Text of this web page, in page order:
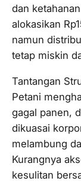
dan
alokasikan
namun
tetap miskin
Tantangan
Petani
gagal panen,
dikuasai
melambung
Kurangnya
kesulitan